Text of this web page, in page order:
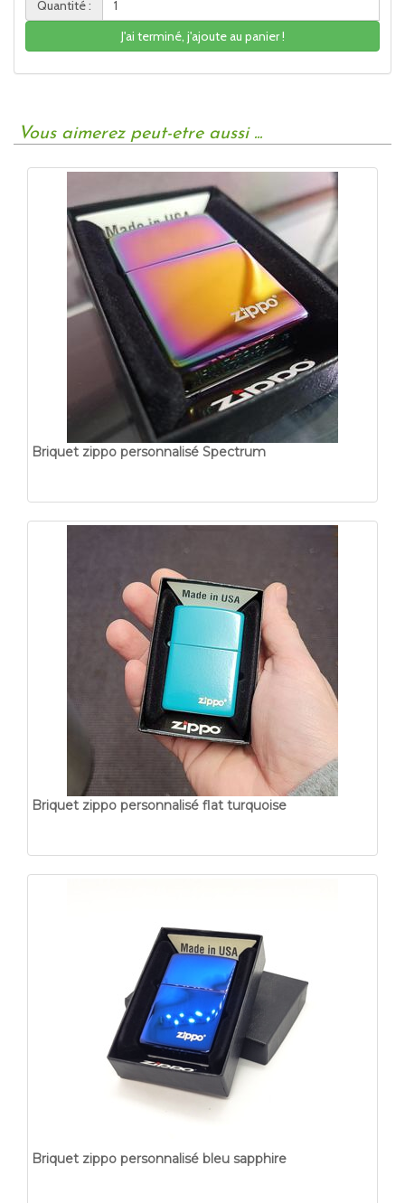
Quantité :
J'ai terminé, j'ajoute au panier !
Vous aimerez peut-etre aussi ...
Briquet zippo personnalisé Spectrum
Briquet zippo personnalisé flat turquoise
Briquet zippo personnalisé bleu sapphire